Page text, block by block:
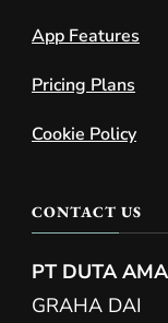
App Features
Pricing Plans
Cookie Policy
CONTACT US
PT DUTA
GRAHA DAI